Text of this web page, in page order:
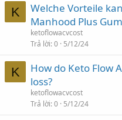
K
Welche Vorteile
Manhood Plus
ketoflowacvcost
Trả lời 0 5/12/24
K
How do Keto Flow
loss?
ketoflowacvcost
Trả lời 0 5/12/24